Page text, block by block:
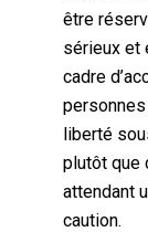
être
sérieux et
cadre
liberté
plutôt que
attendant
caution.